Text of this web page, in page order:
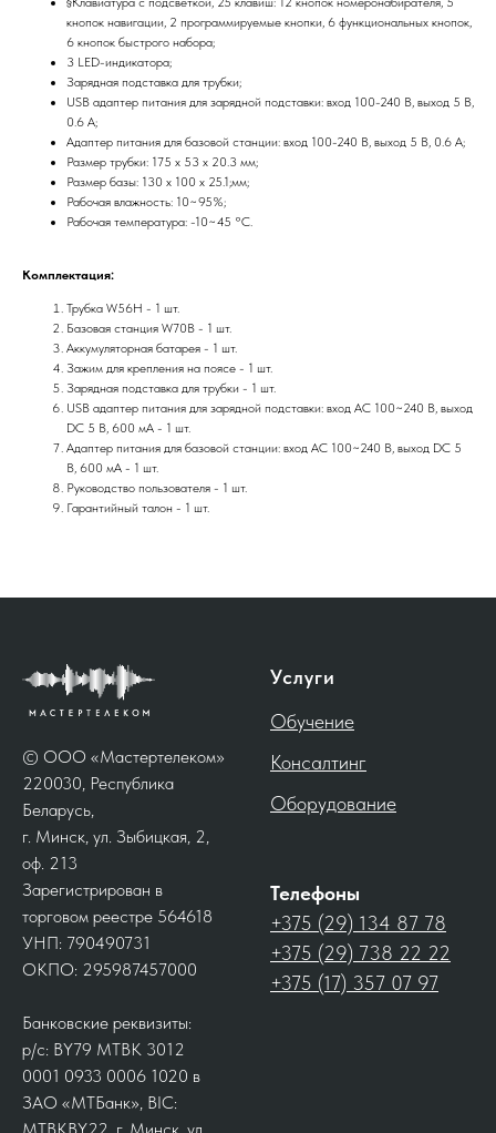
кнопок навигации, 2 программируемые кнопки, 6 функциональных кнопок,
6 кнопок быстрого набора;
3 LED-индикатора;
Зарядная подставка для трубки;
USB адаптер питания для зарядной подставки: вход 100-240 В, выход 5 В,
0.6 А;
Адаптер питания для базовой станции: вход 100-240 В, выход 5 В, 0.6 А;
Размер трубки: 175 х 53 х 20.3 мм;
Размер базы: 130 х 100 х 25.1;мм;
Рабочая влажность: 10~95%;
Рабочая температура: -10~45 °C.
Комплектация:
Трубка W56H - 1 шт.
Базовая станция W70B - 1 шт.
Аккумуляторная батарея - 1 шт.
Зажим для крепления на поясе - 1 шт.
Зарядная подставка для трубки - 1 шт.
USB адаптер питания для зарядной подставки: вход AC 100~240 В, выход
DC 5 В, 600 мА - 1 шт.
Адаптер питания для базовой станции: вход AC 100~240 В, выход DC 5
В, 600 мА - 1 шт.
Руководство пользователя - 1 шт.
Гарантийный талон - 1 шт.
© ООО «Мастертелеком»
220030, Республика
Беларусь,
г. Минск, ул. Зыбицкая, 2,
оф. 213
Зарегистрирован в
торговом реестре 564618
УНП: 790490731
ОКПО: 295987457000
Банковские реквизиты:
р/с: BY79 MTBK 3012
0001 0933 0006 1020 в
ЗАО «МТБанк», BIC:
Услуги
Обучение
Консалтинг
Оборудование
Телефоны
+375 (29) 134 87 78
+375 (29) 738 22 22
+375 (17) 357 07 97